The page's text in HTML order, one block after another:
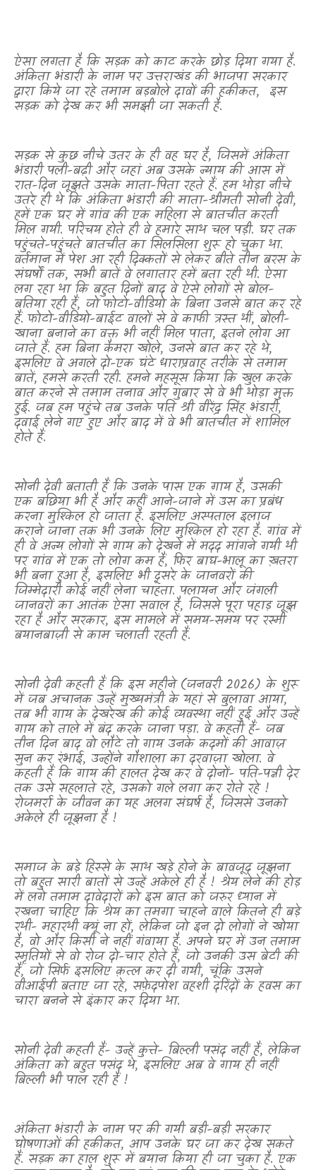
ऐसा लगता है कि सड़क को काट करके छोड़ दिया गया है.
अंकिता भंडारी के नाम पर उत्तराखंड की भाजपा सरकार
द्वारा किये जा रहे तमाम बड़बोले दावों की हकीकत, इस
सड़क को देख कर भी समझी जा सकती है.
सड़क से कुछ नीचे उतर के ही वह घर है, जिसमें अंकिता
भंडारी पली-बढ़ी और जहां अब उसके न्याय की आस में
रात-दिन जूझते उसके माता-पिता रहते हैं. हम थोड़ा नीचे
उतरे ही थे कि अंकिता भंडारी की माता-श्रीमती सोनी देवी,
हमें एक घर में गांव की एक महिला से बातचीत करती
मिल गयी. परिचय होते ही वे हमारे साथ चल पड़ी. घर तक
पहुंचते-पहुंचते बातचीत का सिलसिला शुरू हो चुका था.
वर्तमान में पेश आ रही दिक्कतों से लेकर बीते तीन बरस के
संघर्षों तक, सभी बातें वे लगातार हमें बता रही थी. ऐसा
लग रहा था कि बहुत दिनों बाद वे ऐसे लोगों से बोल-
बतिया रही हैं, जो फोटो-वीडियो के बिना उनसे बात कर रहे
हैं. फोटो-वीडियो-बाईट वालों से वे काफी त्रस्त थीं,बोली-
खाना बनाने का वक्त भी नहीं मिल पाता, इतने लोग आ
जाते हैं. हम बिना कैमरा खोले, उनसे बात कर रहे थे,
इसलिए वे अगले दो-एक घंटे धाराप्रवाह तरीके से तमाम
बातें, हमसे करती रही. हमने महसूस किया कि खुल करके
बात करने से तमाम तनाव और गुबार से वे भी थोड़ा मुक्त
हुई. जब हम पहुंचे तब उनके पति श्री वीरेंद्र सिंह भंडारी,
दवाई लेने गए हुए और बाद में वे भी बातचीत में शामिल
होते हैं.
सोनी देवी बताती हैं कि उनके पास एक गाय है, उसकी
एक बछिया भी है और कहीं आने-जाने में उस का प्रबंध
करना मुश्किल हो जाता है. इसलिए अस्पताल इलाज
कराने जाना तक भी उनके लिए मुश्किल हो रहा है. गांव में
ही वे अन्य लोगों से गाय को देखने में मदद मांगने गयी थी
पर गांव में एक तो लोग कम हैं,फिर बाघ-भालू का ख़तरा
भी बना हुआ है, इसलिए भी दूसरे के जानवरों की
जिम्मेदारी कोई नहीं लेना चाहता. पलायन और जंगली
जानवरों का आतंक ऐसा सवाल है, जिससे पूरा पहाड़ जूझ
रहा है और सरकार, इस मामले में समय-समय पर रस्मी
बयानबाज़ी से काम चलाती रहती हैं.
सोनी देवी कहती हैं कि इस महीने (जनवरी 2026) के शुरू
में जब अचानक उन्हें मुख्यमंत्री के यहां से बुलावा आया,
तब भी गाय के देखरेख की कोई व्यवस्था नहीं हुई और उन्हें
गाय को ताले में बंद करके जाना पड़ा. वे कहती हैं- जब
तीन दिन बाद वो लौटे तो गाय उनके कदमों की आवाज़
सुन कर रंभाई, उन्होंने गौशाला का दरवाज़ा खोला. वे
कहती हैं कि गाय की हालत देख कर वे दोनों- पति-पत्नी देर
तक उसे सहलाते रहे, उसको गले लगा कर रोते रहे !
रोजमर्रा के जीवन का यह अलग संघर्ष है, जिससे उनको
अकेले ही जूझना है !
समाज के बड़े हिस्से के साथ खड़े होने के बावजूद जूझना
तो बहुत सारी बातों से उन्हें अकेले ही है ! श्रेय लेने की होड़
में लगे तमाम दावेदारों को इस बात को जरुर ध्यान में
रखना चाहिए कि श्रेय का तमगा चाहने वाले कितने ही बड़े
रथी- महारथी क्यूं ना हों, लेकिन जो इन दो लोगों ने खोया
है, वो और किसी ने नहीं गंवाया है. अपने घर में उन तमाम
स्मृतियों से वो रोज दो-चार होते हैं, जो उनकी उस बेटी की
हैं, जो सिर्फ इसलिए क़त्ल कर दी गयी,चूंकि उसने
वीआईपी बताए जा रहे, सफ़ेदपोश वहशी दरिंदों के हवस का
चारा बनने से इंकार कर दिया था.
सोनी देवी कहती हैं- उन्हें कुत्ते- बिल्ली पसंद नहीं हैं, लेकिन
अंकिता को बहुत पसंद थे, इसलिए अब वे गाय ही नहीं
बिल्ली भी पाल रही हैं !
अंकिता भंडारी के नाम पर की गयी बड़ी-बड़ी सरकार
घोषणाओं की हकीकत, आप उनके घर जा कर देख सकते
हैं. सड़क का हाल शुरू में बयान किया ही जा चुका है. एक